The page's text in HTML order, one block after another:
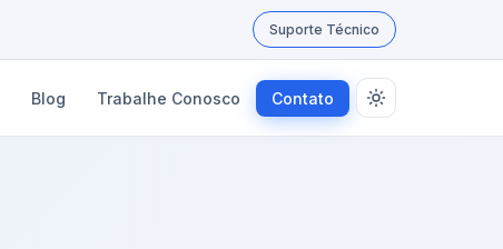
Suporte Técnico
Blog Trabalhe Conosco Contato